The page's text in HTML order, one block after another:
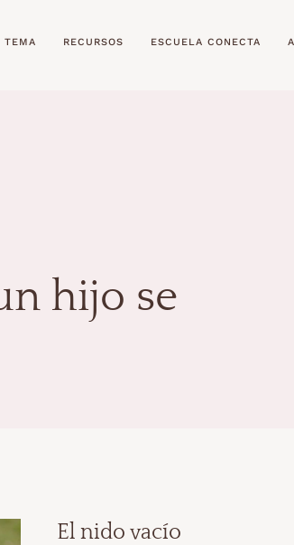
TEMA RECURSOS ESCUELA CONECTA
hijo se
El nido vacío